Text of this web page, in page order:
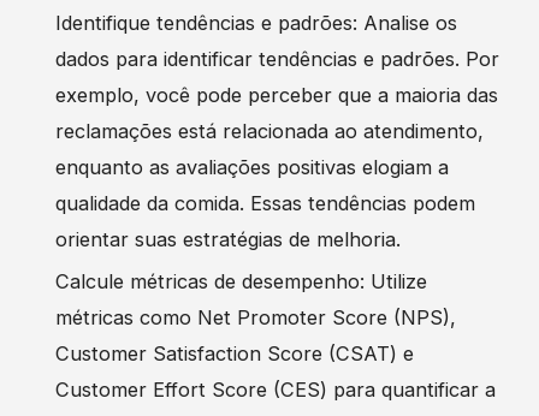
Identifique tendências e padrões: Analise os
dados para identificar tendências e padrões. Por
exemplo, você pode perceber que a maioria das
reclamações está relacionada ao atendimento,
enquanto as avaliações positivas elogiam a
qualidade da comida. Essas tendências podem
orientar suas estratégias de melhoria.
Calcule métricas de desempenho: Utilize
métricas como Net Promoter Score (NPS),
Customer Satisfaction Score (CSAT) e
Customer Effort Score (CES) para quantificar a